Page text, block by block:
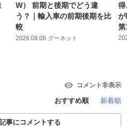
W） 前期と後期でどう違
う？｜輸入車の前期後期を比
較
2026.08.09 グーネット
得
が
第
コメント非表示
おすすめ順 新着順
事にコメントする